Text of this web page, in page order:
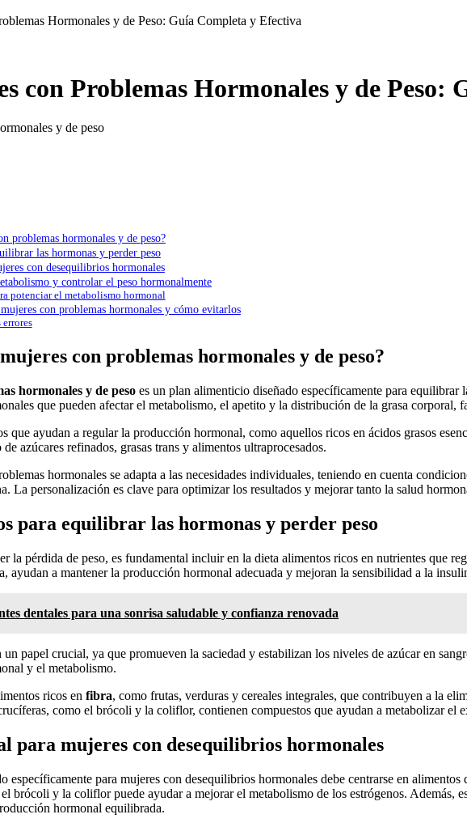
Hormonales y de Peso: Guía Completa y Efectiva
con Problemas Hormonales y de Peso:
problemas hormonales y de peso?
las hormonas y perder peso
con desequilibrios hormonales
y controlar el peso hormonalmente
potenciar el metabolismo hormonal
con problemas hormonales y cómo evitarlos
con problemas hormonales y de peso?
hormonales y de peso es un plan alimenticio diseñado específicamente para
que pueden afectar el metabolismo, el apetito y la distribución de la grasa
que ayudan a regular la producción hormonal, como aquellos ricos en ácidos grasos
azúcares refinados, grasas trans y alimentos ultraprocesados.
hormonales se adapta a las necesidades individuales, teniendo en cuenta
La personalización es clave para optimizar los resultados y mejorar tanto la salud
para equilibrar las hormonas y perder peso
la pérdida de peso, es fundamental incluir en la dieta alimentos ricos en nutrientes que
ayudan a mantener la producción hormonal adecuada y mejoran la sensibilidad a la
dentales para una sonrisa saludable y confianza renovada
un papel crucial, ya que promueven la saciedad y estabilizan los niveles de azúcar en
y el metabolismo.
ricos en fibra, como frutas, verduras y cereales integrales, que contribuyen a la
como el brócoli y la coliflor, contienen compuestos que ayudan a metabolizar el
para mujeres con desequilibrios hormonales
específicamente para mujeres con desequilibrios hormonales debe centrarse en
brócoli y la coliflor puede ayudar a mejorar el metabolismo de los estrógenos. Además,
hormonal equilibrada.